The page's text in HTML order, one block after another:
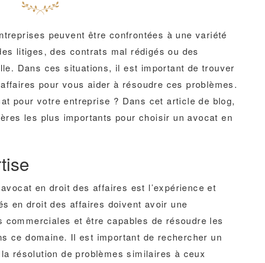
peuvent être confrontées à une variété
litiges, des contrats mal rédigés ou des
Dans ces situations, il est important de trouver
pour vous aider à résoudre ces problèmes.
pour votre entreprise ? Dans cet article de blog,
les plus importants pour choisir un avocat en
en droit des affaires est l’expérience et
en droit des affaires doivent avoir une
commerciales et être capables de résoudre les
ce domaine. Il est important de rechercher un
résolution de problèmes similaires à ceux